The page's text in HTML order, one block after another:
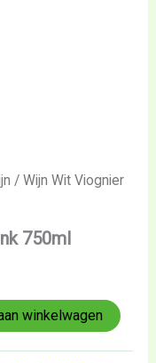
/ Wijn Wit Viognier
750ml
winkelwagen